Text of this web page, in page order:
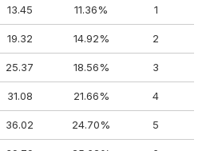
11.36%
13.45
14.92%
19.32
18.56%
25.37
21.66%
31.08
24.70%
36.02